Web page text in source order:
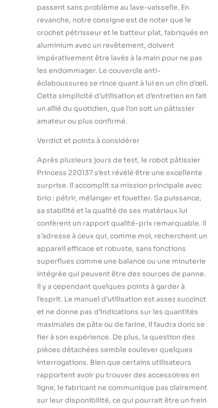
passent sans problème au lave-vaisselle. En
revanche, notre consigne est de noter que le
crochet pétrisseur et le batteur plat, fabriqués en
aluminium avec un revêtement, doivent
impérativement être lavés à la main pour ne pas
les endommager. Le couvercle anti-
éclaboussures se rince quant à lui en un clin d’œil.
Cette simplicité d’utilisation et d’entretien en fait
un allié du quotidien, que l’on soit un pâtissier
amateur ou plus confirmé.
Verdict et points à considérer
Après plusieurs jours de test, le robot pâtissier
Princess 220137 s’est révélé être une excellente
surprise. Il accomplit sa mission principale avec
brio : pétrir, mélanger et fouetter. Sa puissance,
sa stabilité et la qualité de ses matériaux lui
confèrent un rapport qualité-prix remarquable. Il
s’adresse à ceux qui, comme moi, recherchent un
appareil efficace et robuste, sans fonctions
superflues comme une balance ou une minuterie
intégrée qui peuvent être des sources de panne.
Il y a cependant quelques points à garder à
l’esprit. Le manuel d’utilisation est assez succinct
et ne donne pas d’indications sur les quantités
maximales de pâte ou de farine, il faudra donc se
fier à son expérience. De plus, la question des
pièces détachées semble soulever quelques
interrogations. Bien que certains utilisateurs
rapportent avoir pu trouver des accessoires en
ligne, le fabricant ne communique pas clairement
sur leur disponibilité, ce qui pourrait être un frein